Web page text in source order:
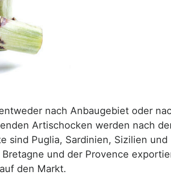
nach Anbaugebiet oder
Artischocken werden nach
Puglia, Sardinien, Sizilien und
und der Provence
den Markt.